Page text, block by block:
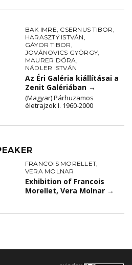
BAK IMRE, CSERNUS TIBOR,
HARASZTŸ ISTVÁN,
GÁYOR TIBOR,
JOVÁNOVICS GYÖRGY,
MAURER DÓRA,
NÁDLER ISTVÁN
Az Éri Galéria kiállításai a
Zenit Galériában →
(Magyar) Párhuzamos
életrajzok I. 1960-2000
FRANCOIS MORELLET,
VERA MOLNAR
Exhibition of Francois
Morellet, Vera Molnar →